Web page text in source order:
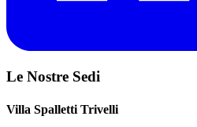
Le Nostre Sedi
Villa Spalletti Trivelli